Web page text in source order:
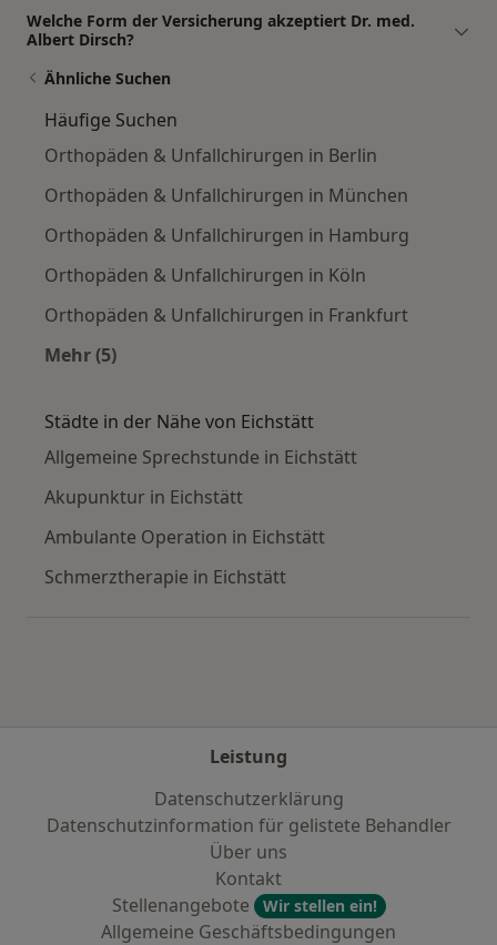
Welche Form der Versicherung akzeptiert Dr. med.
Albert Dirsch?
Ähnliche Suchen
Häufige Suchen
Orthopäden & Unfallchirurgen in Berlin
Orthopäden & Unfallchirurgen in München
Orthopäden & Unfallchirurgen in Hamburg
Orthopäden & Unfallchirurgen in Köln
Orthopäden & Unfallchirurgen in Frankfurt
Mehr (5)
Städte in der Nähe von Eichstätt
Allgemeine Sprechstunde in Eichstätt
Akupunktur in Eichstätt
Ambulante Operation in Eichstätt
Schmerztherapie in Eichstätt
Leistung
Datenschutzerklärung
Datenschutzinformation für gelistete Behandler
Über uns
Kontakt
Stellenangebote
Wir stellen ein!
Allgemeine Geschäftsbedingungen